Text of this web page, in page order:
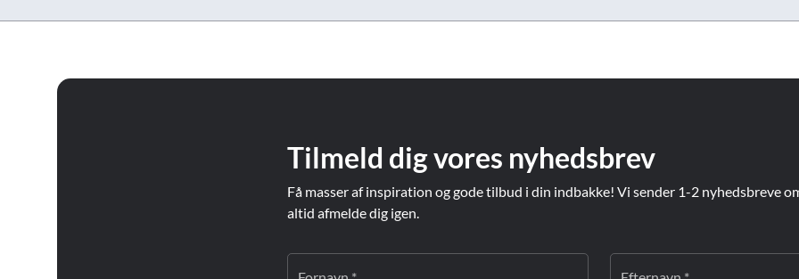
Tilmeld dig vores nyhedsbrev
Få masser af inspiration og gode tilbud i din indbakke! Vi sender 1-2 nyhedsbreve
altid afmelde dig igen.